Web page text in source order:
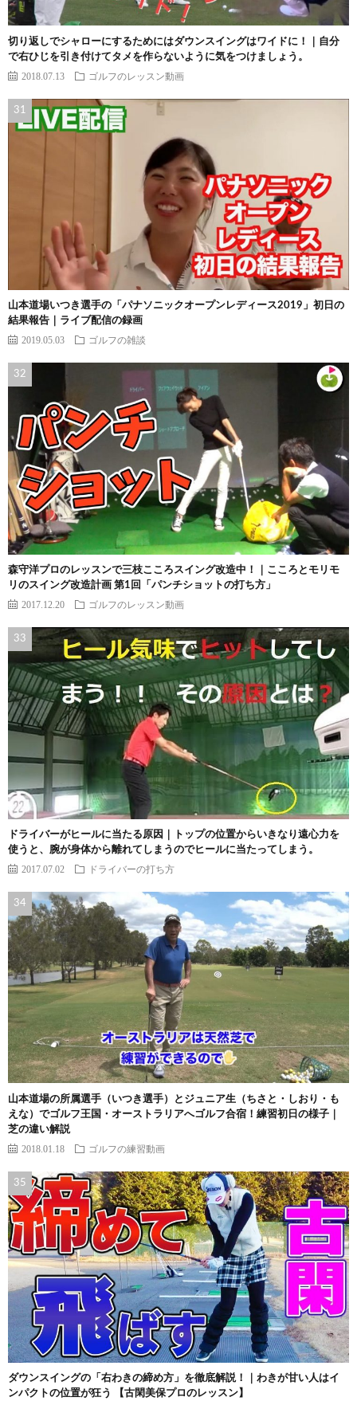
切り返しでシャローにするためにはダウンスイングはワイドに！｜自分
で右ひじを引き付けてタメを作らないように気をつけましょう。
2018.07.13 ゴルフのレッスン動画
山本道場いつき選手の「パナソニックオープンレディース2019」初日の
結果報告｜ライブ配信の録画
2019.05.03 ゴルフの雑談
森守洋プロのレッスンで三枝こころスイング改造中！｜こころとモリモ
リのスイング改造計画 第1回「パンチショットの打ち方」
2017.12.20 ゴルフのレッスン動画
ドライバーがヒールに当たる原因｜トップの位置からいきなり遠心力を
使うと、腕が身体から離れてしまうのでヒールに当たってしまう。
2017.07.02 ドライバーの打ち方
山本道場の所属選手（いつき選手）とジュニア生（ちさと・しおり・も
えな）でゴルフ王国・オーストラリアへゴルフ合宿！練習初日の様子｜
芝の違い解説
2018.01.18 ゴルフの練習動画
ダウンスイングの「右わきの締め方」を徹底解説！｜わきが甘い人はイ
ンパクトの位置が狂う 【古閑美保プロのレッスン】